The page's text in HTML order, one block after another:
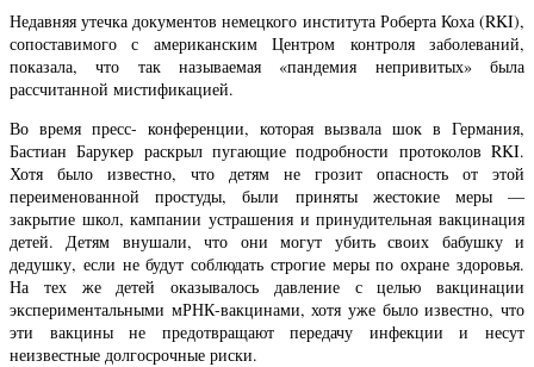
Недавняя утечка документов немецкого института Роберта Коха (RKI),
сопоставимого с американским Центром контроля заболеваний,
показала, что так называемая «пандемия непривитых» была
рассчитанной мистификацией.
Во время пресс- конференции, которая вызвала шок в Германия,
Бастиан Барукер раскрыл пугающие подробности протоколов RKI.
Хотя было известно, что детям не грозит опасность от этой
переименованной простуды, были приняты жестокие меры —
закрытие школ, кампании устрашения и принудительная вакцинация
детей. Детям внушали, что они могут убить своих бабушку и
дедушку, если не будут соблюдать строгие меры по охране здоровья.
На тех же детей оказывалось давление с целью вакцинации
экспериментальными мРНК-вакцинами, хотя уже было известно, что
эти вакцины не предотвращают передачу инфекции и несут
неизвестные долгосрочные риски.